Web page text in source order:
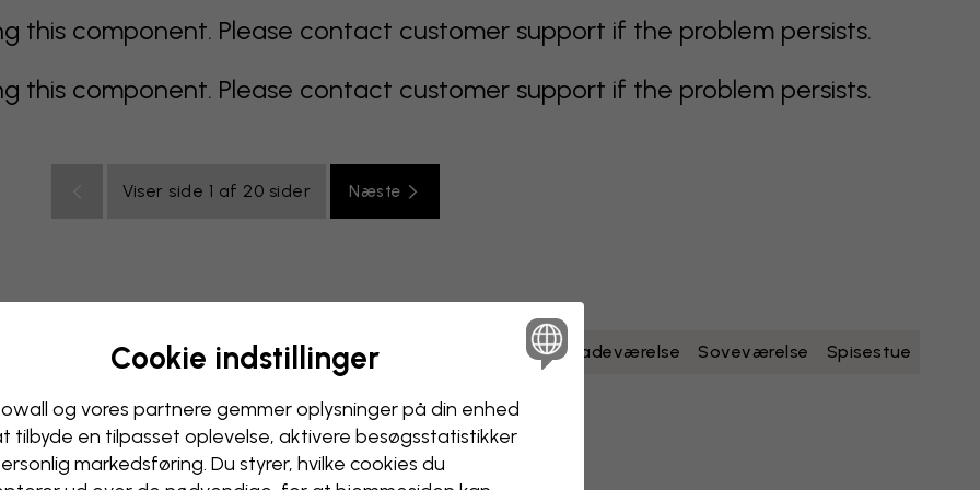
this component. Please contact customer support if the problem persists.
this component. Please contact customer support if the problem persists.
Viser side 1 af 20 sider Næste
Orange lyserødt lilla rødt gult Badeværelse Soveværelse Spisestue
Cookie indstillinger
og vores partnere gemmer oplysninger på din enhed
tilbyde en tilpasset oplevelse, aktivere besøgs­statistikker
markedsføring. Du styrer, hvilke cookies du